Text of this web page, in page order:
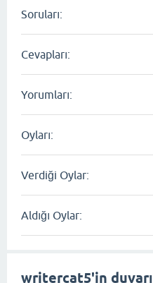
Soruları:
Cevapları:
Yorumları:
Oyları:
Verdiği Oylar:
Aldığı Oylar:
writercat5'in duvarı